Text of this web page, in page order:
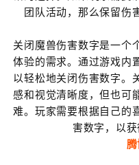
团队活动，那么保留伤
关闭魔兽伤害数字是一个
体验的需求。通过游戏内
以轻松地关闭伤害数字。
感和视觉清晰度，但也可
难。玩家需要根据自己的
害数字，以获